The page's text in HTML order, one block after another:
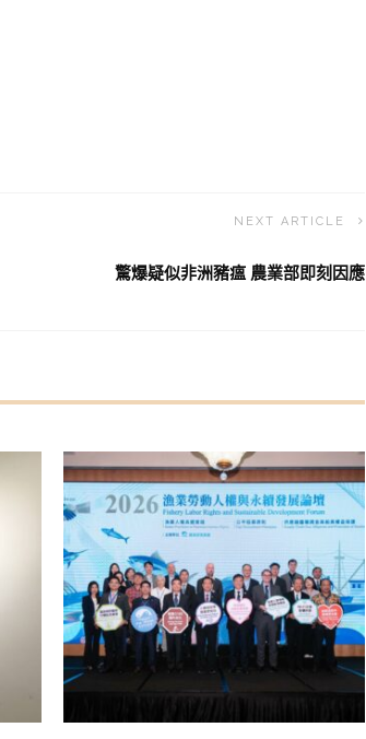
NEXT ARTICLE
驚爆疑似非洲豬瘟 農業部即刻因應